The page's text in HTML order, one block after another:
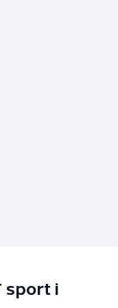
sport i